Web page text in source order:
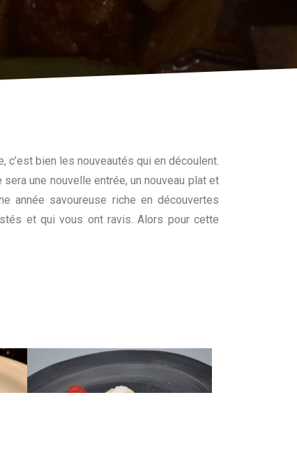
bien les nouveautés qui en découlent.
une nouvelle entrée, un nouveau plat et
année savoureuse riche en découvertes
et qui vous ont ravis. Alors pour cette